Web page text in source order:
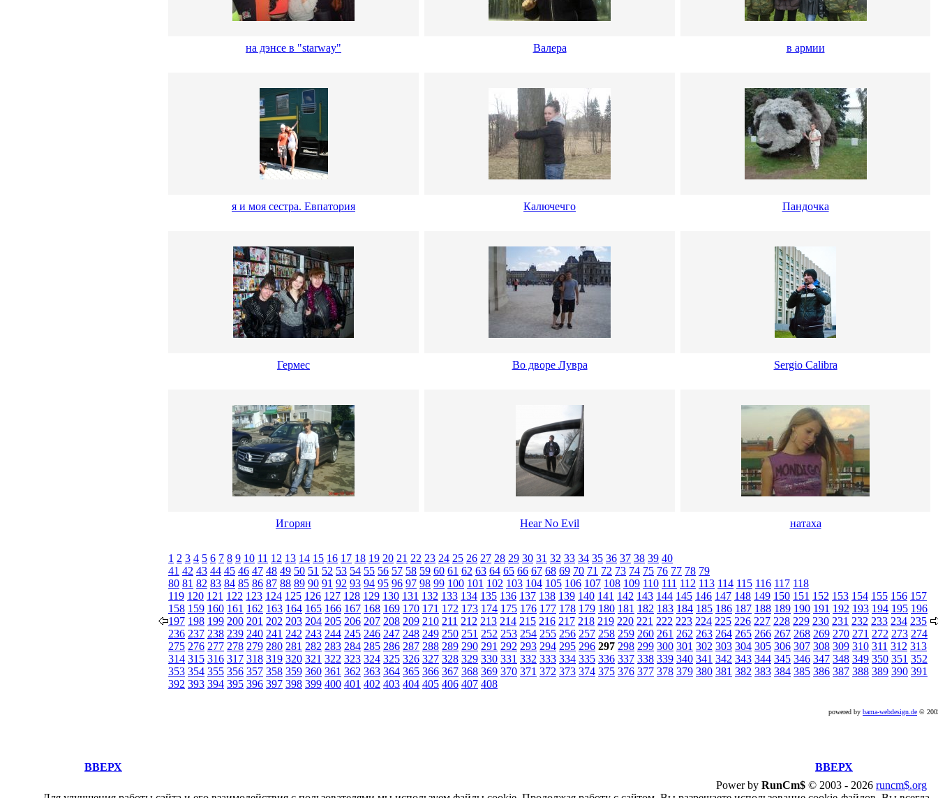
на дэнсе в "starway" Валера в армии
я и моя сестра. Евпатория Калючечго Пандочка
Гермес Во дворе Лувра Sergio Calibra
Игорян Hear No Evil натаха
1 2 3 4 5 6 7 8 9 10 11 12 13 14 15 16 17 18 19 20 21 22 23 24 25 26 27 28 29 30 31 32 33 34 35 36 37 38 39 40
41 42 43 44 45 46 47 48 49 50 51 52 53 54 55 56 57 58 59 60 61 62 63 64 65 66 67 68 69 70 71 72 73 74 75 76 77 78 79
80 81 82 83 84 85 86 87 88 89 90 91 92 93 94 95 96 97 98 99 100 101 102 103 104 105 106 107 108 109 110 111 112 113 114 115 116 117 118
119 120 121 122 123 124 125 126 127 128 129 130 131 132 133 134 135 136 137 138 139 140 141 142 143 144 145 146 147 148 149 150 151 152 153 154 155 156 157
158 159 160 161 162 163 164 165 166 167 168 169 170 171 172 173 174 175 176 177 178 179 180 181 182 183 184 185 186 187 188 189 190 191 192 193 194 195 196
197 198 199 200 201 202 203 204 205 206 207 208 209 210 211 212 213 214 215 216 217 218 219 220 221 222 223 224 225 226 227 228 229 230 231 232 233 234 235
236 237 238 239 240 241 242 243 244 245 246 247 248 249 250 251 252 253 254 255 256 257 258 259 260 261 262 263 264 265 266 267 268 269 270 271 272 273 274
275 276 277 278 279 280 281 282 283 284 285 286 287 288 289 290 291 292 293 294 295 296 297 298 299 300 301 302 303 304 305 306 307 308 309 310 311 312 313
314 315 316 317 318 319 320 321 322 323 324 325 326 327 328 329 330 331 332 333 334 335 336 337 338 339 340 341 342 343 344 345 346 347 348 349 350 351 352
353 354 355 356 357 358 359 360 361 362 363 364 365 366 367 368 369 370 371 372 373 374 375 376 377 378 379 380 381 382 383 384 385 386 387 388 389 390 391
392 393 394 395 396 397 398 399 400 401 402 403 404 405 406 407 408
powered by bama-webdesign.de ©
ВВЕРХ
ВВЕРХ
Power by RunCm$ © 2003 - 2026 runcm$.org